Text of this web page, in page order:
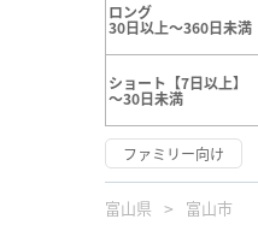
ロング
30日以上～360日未満
ショート【7日以上】
～30日未満
ファミリー向け
富山県 富山市